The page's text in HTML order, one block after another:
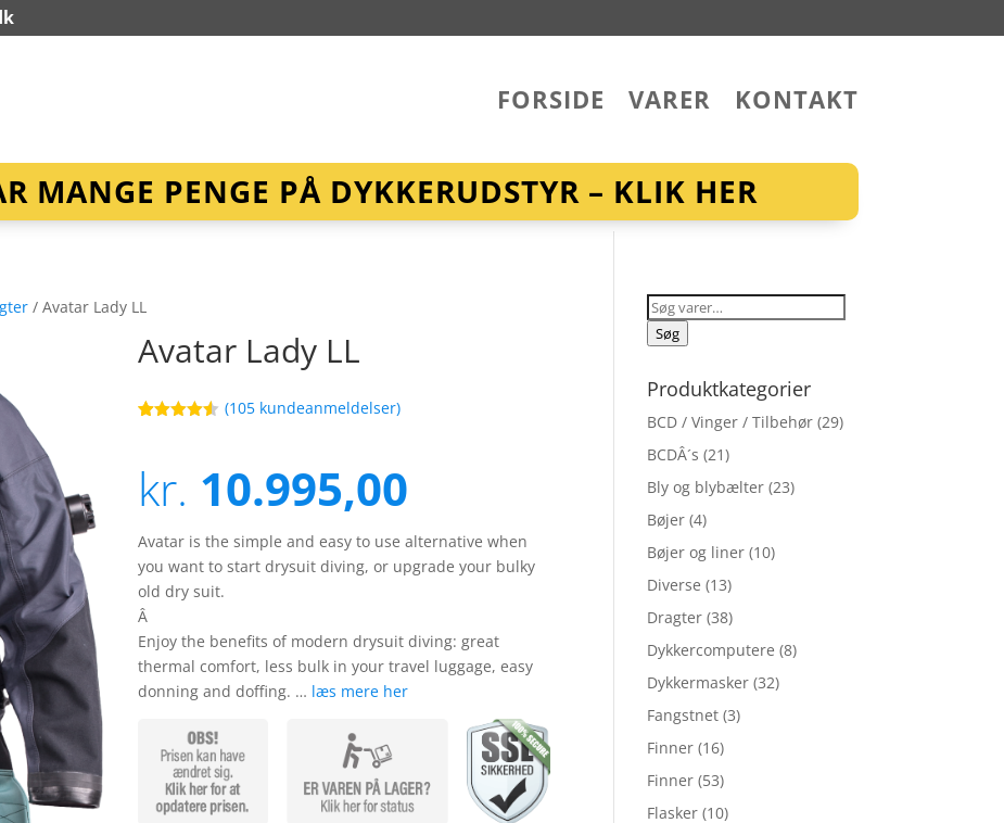
FORSIDE VARER KONTAKT
MANGE PENGE PÅ DYKKERUDSTYR – KLIK HER
/ Avatar Lady LL
Avatar Lady LL
baseret
på
kundebedø
(105kundeanmeldelser)
kr. 10.995,00
Avatar is the simple and easy to use alternative when
you want to start drysuit diving, or upgrade your bulky
old dry suit.
Â
Enjoy the benefits of modern drysuit diving: great
thermal comfort, less bulk in your travel luggage, easy
donning and doffing. … læs mere her
Søg
efter:
Søg
Produktkategorier
BCD / Vinger / Tilbehør (29)
BCDÂ´s (21)
Bly og blybælter (23)
Bøjer (4)
Bøjer og liner (10)
Diverse (13)
Dragter (38)
Dykkercomputere (8)
Dykkermasker (32)
Fangstnet (3)
Finner (16)
Finner (53)
Flasker (10)